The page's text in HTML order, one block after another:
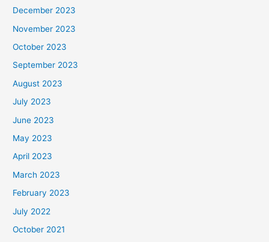
December 2023
November 2023
October 2023
September 2023
August 2023
July 2023
June 2023
May 2023
April 2023
March 2023
February 2023
July 2022
October 2021